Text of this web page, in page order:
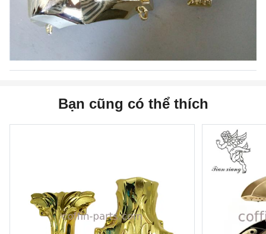
Bạn cũng có thể thích